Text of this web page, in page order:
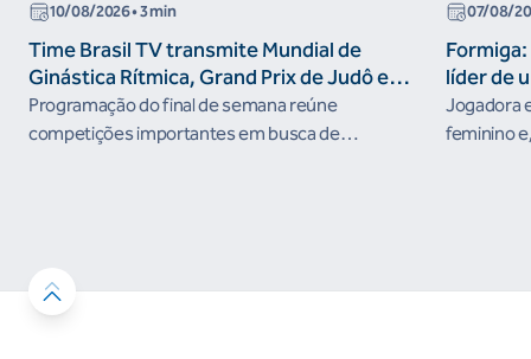
10/08/2026• 3 min
Time Brasil TV transmite Mundial de
Ginástica Rítmica, Grand Prix de Judô e
Brasileiro de Skate Street nesta semana
Programação do final de semana reúne
competições importantes em busca de
07/08/
líder de
Jogadora
feminino